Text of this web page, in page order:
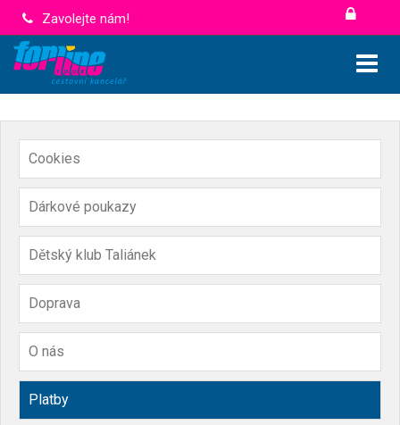
Zavolejte nám!
Cookies
Dárkové poukazy
Dětský klub Taliánek
Doprava
O nás
Platby